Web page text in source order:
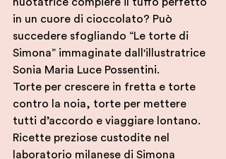
in un cuore di cioccolato? Può
succedere sfogliando “Le torte di
Simona” immaginate dall'illustratrice
Sonia Maria Luce Possentini.
Torte per crescere in fretta e torte
contro la noia, torte per mettere
tutti d’accordo e viaggiare lontano.
Ricette preziose custodite nel
laboratorio milanese di Simona